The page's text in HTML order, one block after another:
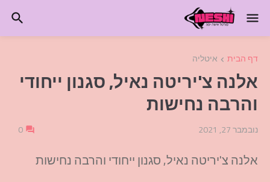
דף הבית איטליה
אלנה צ'יריטה נאיל, סגנון ייחודי
והרבה נחישות
נובמבר 27, 2021 0
אלנה צ'יריטה נאיל, סגנון ייחודי והרבה נחישות